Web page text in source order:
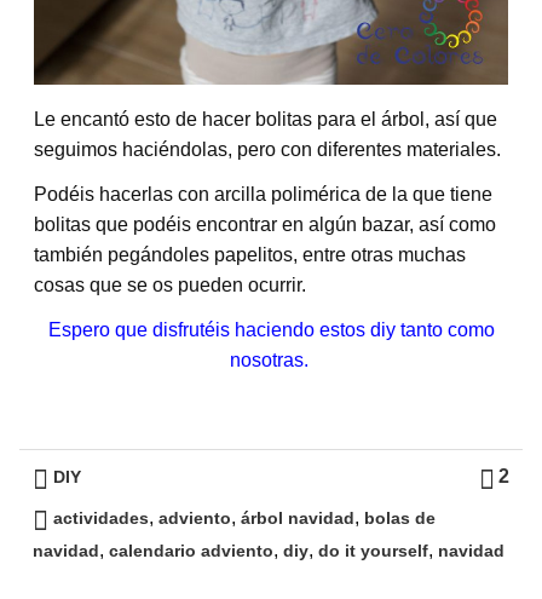
Le encantó esto de hacer bolitas para el árbol, así que
seguimos haciéndolas, pero con diferentes materiales.
Podéis hacerlas con arcilla polimérica de la que tiene
bolitas que podéis encontrar en algún bazar, así como
también pegándoles papelitos, entre otras muchas
cosas que se os pueden ocurrir.
Espero que disfrutéis haciendo estos diy tanto como
nosotras.
2
DIY
actividades,adviento,árbol navidad , bolas de
navidad,calendario adviento,diy,do it yourself, navidad